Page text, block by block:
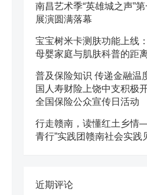
南昌艺术季“英雄城之声”
展演圆满落幕
宝宝树米卡测肤功能上线
母婴家庭与肌肤科普的距
普及保险知识 传递金融
国人寿财险上饶中支积极
全国保险公众宣传日活动
行走赣南，读懂红土乡情
青行”实践团赣南社会实践
近期评论